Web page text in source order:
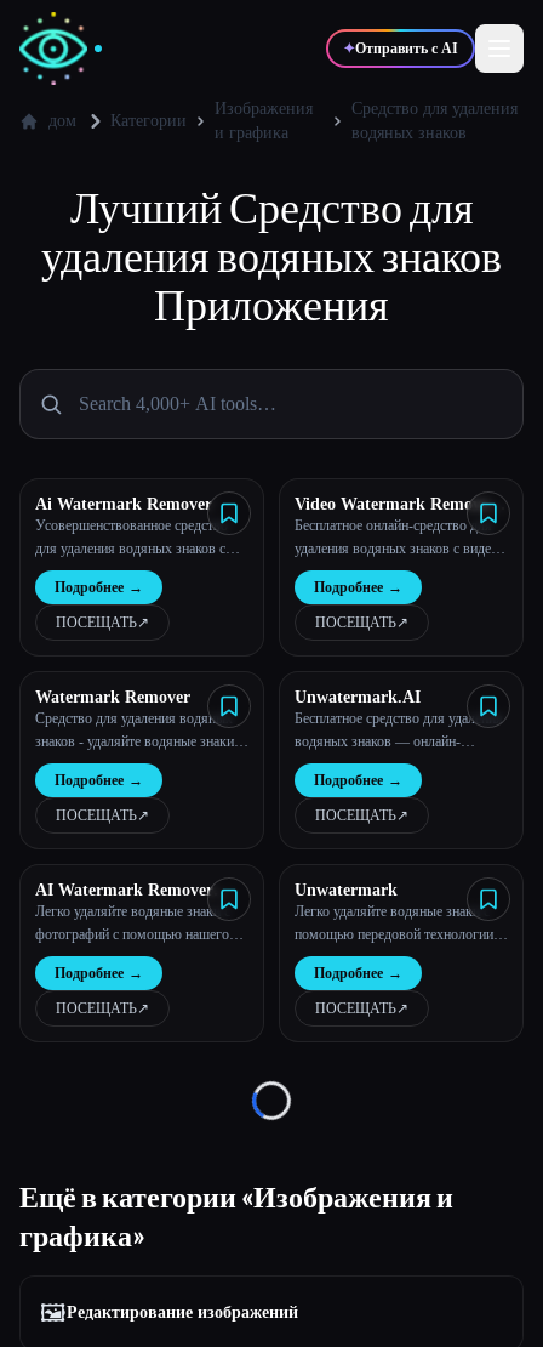
✦Отправить с AI
💻 Разработчики 📈Маркетологи
Сравнить инструменты
Все категории
О нас
дом Категории
Изображения
и графика
Средство для удаления
водяных знаков
ЛучшийСредство для
удаления водяных знаков
Приложения
Ai Watermark Remover
Усовершенствованное средство
для удаления водяных знаков с
искусственным интеллектом,
которое легко удаляет логотипы,
текст и штампы с фотографий за
считанные секунды. Бесплатное
результатов профессионального
качества.
Подробнее →
ПОСЕЩАТЬ↗︎
Video Watermark Remove
AI
Бесплатное онлайн-средство для
удаления водяных знаков с видео
— без регистрации
Подробнее →
ПОСЕЩАТЬ↗︎
Watermark Remover
Средство для удаления водяных
знаков - удаляйте водяные знаки
онлайн с изображений бесплатно
Подробнее →
ПОСЕЩАТЬ↗︎
Unwatermark.AI
Бесплатное средство для удаления
водяных знаков — онлайн-
инструмент для изображений и
видео на базе искусственного
интеллекта | Unwatermark.AI
Подробнее →
ПОСЕЩАТЬ↗︎
AI Watermark Remover
Online for Free
Легко удаляйте водяные знаки с
фотографий с помощью нашего
средства для удаления водяных
знаков AI.
Подробнее →
ПОСЕЩАТЬ↗︎
Unwatermark
Легко удаляйте водяные знаки с
помощью передовой технологии
распознавания изображений AI
Подробнее →
ПОСЕЩАТЬ↗︎
Loading...
Ещё в категории «Изображения и
графика»
🖼️Редактирование изображений